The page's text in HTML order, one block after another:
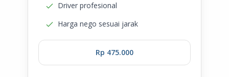
Driver profesional
Harga nego sesuai jarak
Rp 475.000